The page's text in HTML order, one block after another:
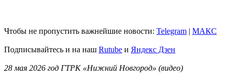
Чтобы не пропустить важнейшие новости: Telegram | MAКС
Подписывайтесь и на наш Rutube и Яндекс Дзен
28 мая 2026 год ГТРК «Нижний Новгород» (видео)